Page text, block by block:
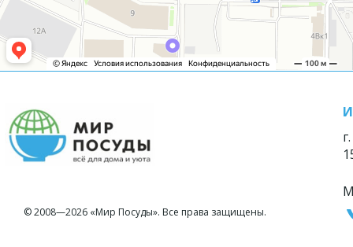
© 2008—2026 «Мир Посуды». Все права защищены.